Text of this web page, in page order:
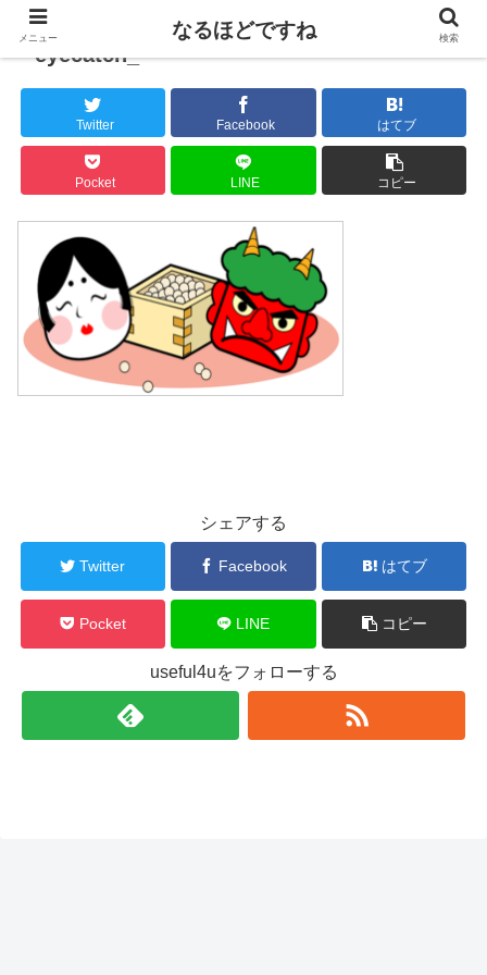
eyecatch_
Twitter Facebook はてブ
Pocket LINE コピー
シェアする
Twitter Facebook はてブ
Pocket LINE コピー
useful4uをフォローする
メニュー なるほどですね 検索